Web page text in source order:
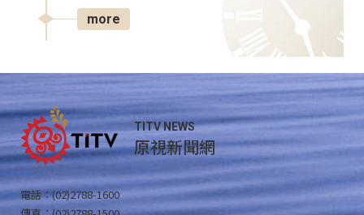
more
TITV NEWS
原視新聞網
電話：(02)2788-1600